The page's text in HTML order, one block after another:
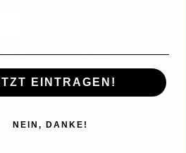
und
EINTRAGEN!
NEIN, DANKE!